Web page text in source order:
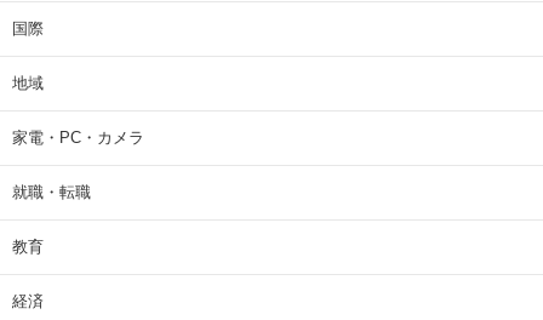
国際
地域
家電・PC・カメラ
就職・転職
教育
経済